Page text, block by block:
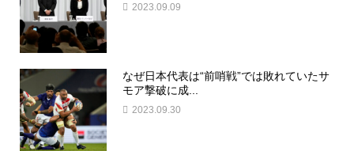
2023.09.09
なぜ日本代表は“前哨戦”では敗れていたサ
モア撃破に成...
2023.09.30